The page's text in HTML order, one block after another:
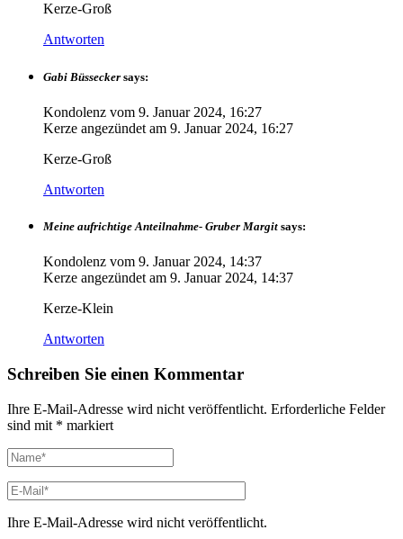
Kerze-Groß
Antworten
Gabi Büssecker says:
Kondolenz vom 9. Januar 2024, 16:27
Kerze angezündet am 9. Januar 2024, 16:27
Kerze-Groß
Antworten
Meine aufrichtige Anteilnahme- Gruber Margit says:
Kondolenz vom 9. Januar 2024, 14:37
Kerze angezündet am 9. Januar 2024, 14:37
Kerze-Klein
Antworten
Schreiben Sie einen Kommentar
Ihre E-Mail-Adresse wird nicht veröffentlicht. Erforderliche Felder
sind mit * markiert
Ihre E-Mail-Adresse wird nicht veröffentlicht.